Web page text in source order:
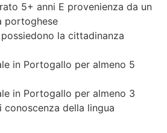
5+ anni E provenienza da un
portoghese
la cittadinanza
in Portogallo per almeno 5
in Portogallo per almeno 3
conoscenza della lingua